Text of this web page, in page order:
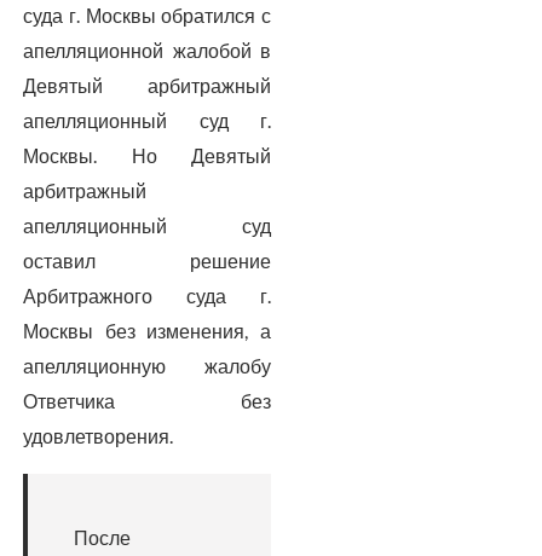
суда г. Москвы обратился с
апелляционной жалобой в
Девятый арбитражный
апелляционный суд г.
Москвы. Но Девятый
арбитражный
апелляционный суд
оставил решение
Арбитражного суда г.
Москвы без изменения, а
апелляционную жалобу
Ответчика без
удовлетворения.
После